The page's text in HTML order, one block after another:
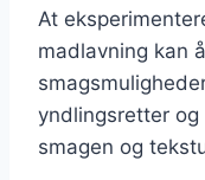
At
madlavning kan
yndlingsretter
smagen og